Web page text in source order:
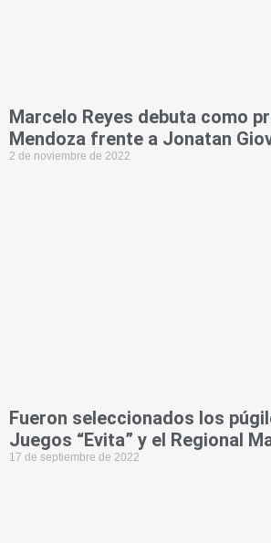
Marcelo Reyes debuta como
Mendoza frente a Jonatan
2 de noviembre de 2022
Fueron seleccionados los
Juegos “Evita” y el Regional
17 de septiembre de 2022